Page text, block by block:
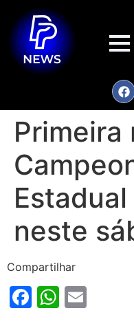
Primeira
neste
Compartilhar
Facebook